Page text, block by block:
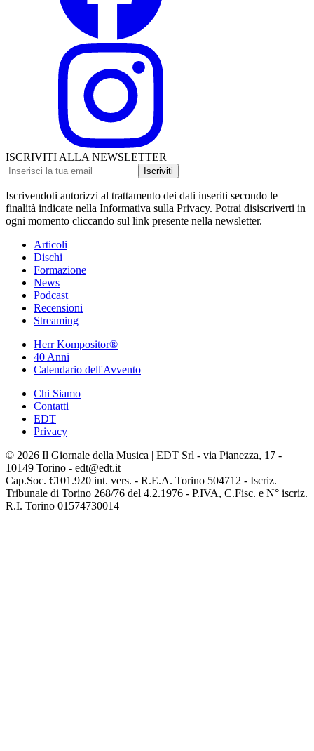
ISCRIVITI ALLA NEWSLETTER
Iscriviti
Iscrivendoti autorizzi al trattamento dei dati inseriti secondo le
finalità indicate nella Informativa sulla Privacy. Potrai disiscriverti in
ogni momento cliccando sul link presente nella newsletter.
Articoli
Dischi
Formazione
News
Podcast
Recensioni
Streaming
Herr Kompositor®
40 Anni
Calendario dell'Avvento
Chi Siamo
Contatti
EDT
Privacy
© 2026 Il Giornale della Musica | EDT Srl - via Pianezza, 17 -
10149 Torino - edt@edt.it
Cap.Soc. €101.920 int. vers. - R.E.A. Torino 504712 - Iscriz.
Tribunale di Torino 268/76 del 4.2.1976 - P.IVA, C.Fisc. e N° iscriz.
R.I. Torino 01574730014